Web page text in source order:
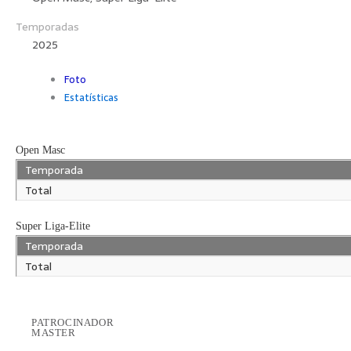
Temporadas
2025
Foto
Estatísticas
Open Masc
Temporada
Total
Super Liga-Elite
Temporada
Total
PATROCINADOR
MASTER